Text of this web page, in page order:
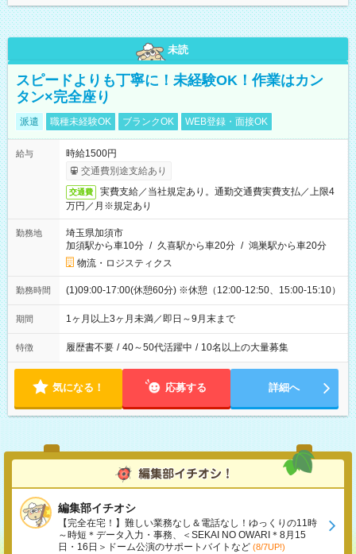
未読
スピードよりも丁寧に！未経験OK！作業はカン
タン×完全座り
派遣 職種未経験OK ブランクOK WEB登録・面接OK
給与
時給1500円
交通費別途支給あり
交通費
実費支給／当社規定あり。通勤交通費実費支払／上限4
万円／月※規定あり
勤務地
埼玉県加須市
加須駅から車10分 / 久喜駅から車20分 / 鴻巣駅から車20分
物流・ロジスティクス
勤務時間 (1)09:00-17:00(休憩60分) ※休憩（12:00-12:50、15:00-15:10）
期間 1ヶ月以上3ヶ月未満／即日～9月末まで
特徴 履歴書不要 / 40～50代活躍中 / 10名以上の大量募集
気になる！ 応募する 詳細へ
編集部イチオシ
【完全在宅！】難しい業務なし＆電話なし！ゆっくりの11時
～時短＊データ入力・事務、＜SEKAI NO OWARI＊8月15
日・16日＞ドーム公演のサポートバイトなど (8/7UP!)